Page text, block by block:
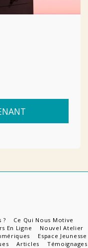
?
Ce Qui Nous Motive
En Ligne
Nouvel Atelier
Espace Jeunesse
Articles Témoignages